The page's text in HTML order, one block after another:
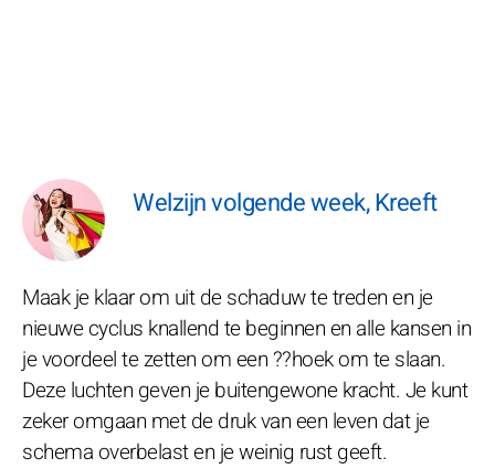
Welzijn volgende week, Kreeft
Maak je klaar om uit de schaduw te treden en je
nieuwe cyclus knallend te beginnen en alle kansen in
je voordeel te zetten om een ??hoek om te slaan.
Deze luchten geven je buitengewone kracht. Je kunt
zeker omgaan met de druk van een leven dat je
schema overbelast en je weinig rust geeft.